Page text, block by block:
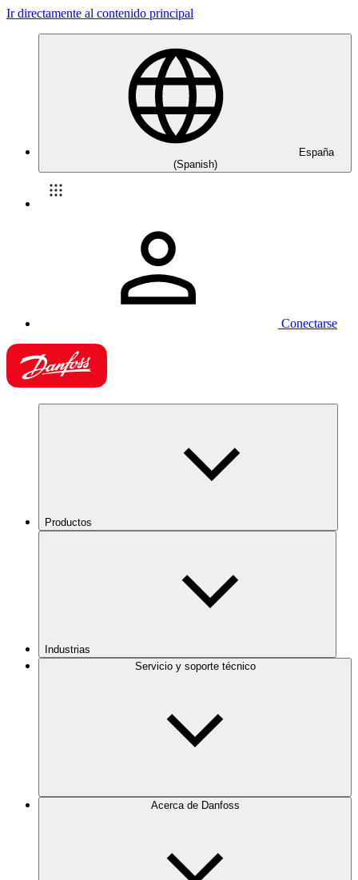
Ir directamente al contenido principal
España
(Spanish)
Conectarse
Productos
Industrias
Servicio y soporte técnico
Acerca de Danfoss